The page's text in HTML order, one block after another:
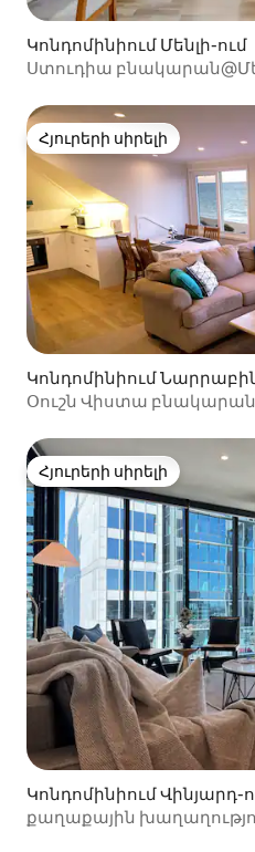
Կոնդոմինիում Մենլի-ում
Ստուդիա
Հյուրերի սիրելի
Հյուրերի սիրելի
Կոնդոմինիում
Օուշն Վիստա բնակարան
Հյուրերի սիրելի
Հյուրերի սիրելի
Կոնդոմինիում Վինյարդ-
քաղաքային